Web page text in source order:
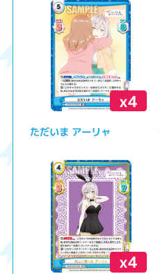
x4
ただいま アーリャ
x4